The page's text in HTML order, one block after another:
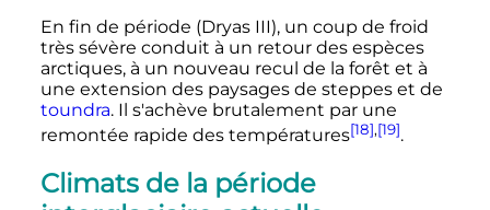
En fin de période (Dryas III), un coup de froid
très sévère conduit à un retour des espèces
arctiques, à un nouveau recul de la forêt et à
une extension des paysages de steppes et de
toundra. Il s'achève brutalement par une
remontée rapide des températures[18],[19].
Climats de la période